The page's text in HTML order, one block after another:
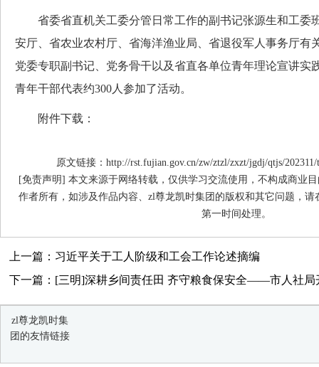
省委省直机关工委分管日常工作的副书记张源生和工委
安厅、省农业农村厅、省海洋渔业局、省退役军人事务厅有
党委专职副书记、党务骨干以及省直各单位青年理论宣讲实
青年干部代表约300人参加了活动。
附件下载：
原文链接：http://rst.fujian.gov.cn/zw/ztzl/zxzt/jgdj/qtjs/202311/
[免责声明] 本文来源于网络转载，仅供学习交流使用，不构成商业
作者所有，如涉及作品内容、zl尊龙凯时集团的版权和其它问题，请
第一时间处理。
上一篇：习近平关于工人阶级和工会工作论述摘编
下一篇：[三明]深耕乡间责任田 齐守粮食保安全——市人社局
zl尊龙凯时集
团的友情链接